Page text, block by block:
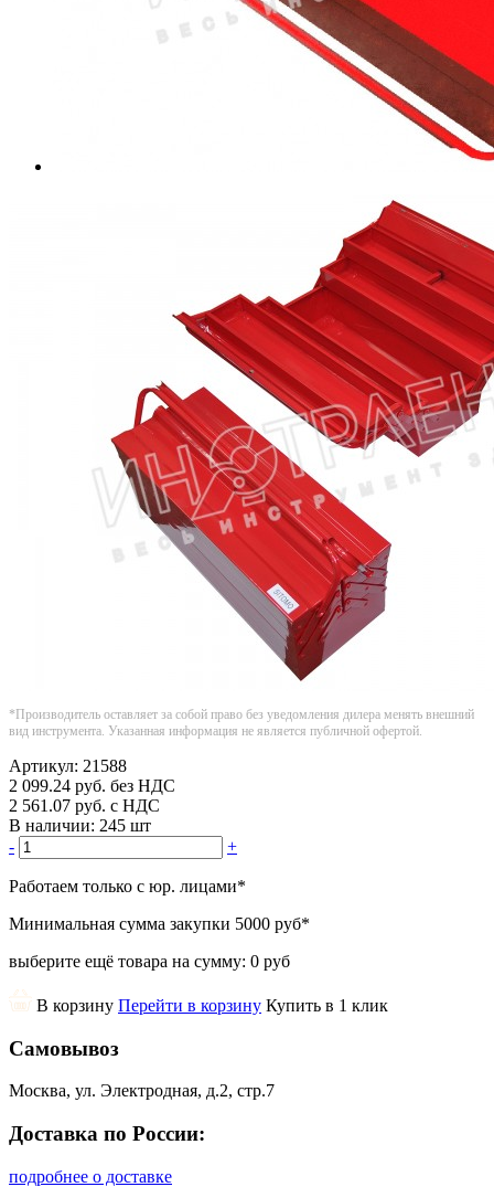
*Производитель оставляет за собой право без уведомления дилера менять внешний
вид инструмента. Указанная информация не является публичной офертой.
Артикул: 21588
2 099.24 руб. без НДС
2 561.07 руб. с НДС
В наличии: 245 шт
-
+
Работаем только с юр. лицами*
Минимальная сумма закупки 5000 руб*
выберите ещё товара на сумму: 0 руб
В корзину Перейти в корзину Купить в 1 клик
Самовывоз
Москва, ул. Электродная, д.2, стр.7
Доставка по России:
подробнее о доставке